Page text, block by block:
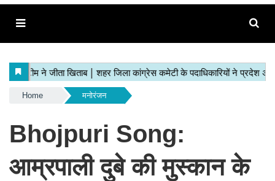
Home मनोरंजन
Bhojpuri Song:
आम्रपाली दुबे की मुस्कान के